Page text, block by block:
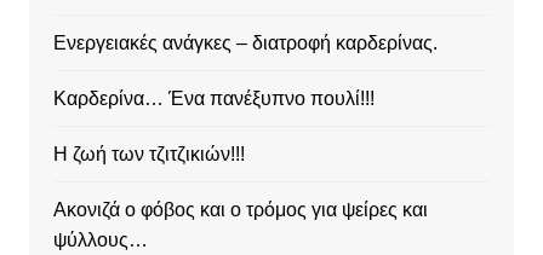
Ενεργειακές ανάγκες – διατροφή καρδερίνας.
Καρδερίνα… Ένα πανέξυπνο πουλί!!!
Η ζωή των τζιτζικιών!!!
Ακονιζά ο φόβος και ο τρόμος για ψείρες και
ψύλλους…